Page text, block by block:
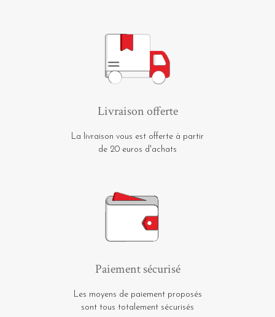
Livraison offerte
La livraison vous est offerte à partir
de 20 euros d'achats
Paiement sécurisé
Les moyens de paiement proposés
sont tous totalement sécurisés